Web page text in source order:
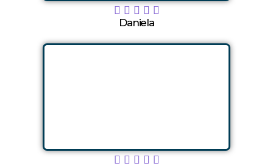
    
Daniela
    